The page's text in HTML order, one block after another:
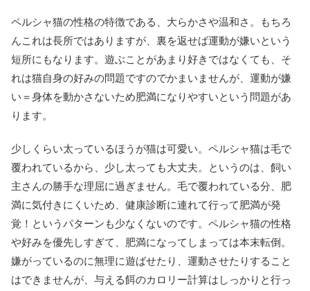
ペルシャ猫の性格の特徴である、大らかさや温和さ。もちろ
んこれは長所ではありますが、裏を返せば運動が嫌いという
短所にもなります。遊ぶことがあまり好きではなくても、そ
れは猫自身の好みの問題ですのでかまいませんが、運動が嫌
い＝身体を動かさないため肥満になりやすいという問題があ
ります。
少しくらい太っているほうが猫は可愛い。ペルシャ猫は毛で
覆われているから、少し太っても大丈夫。というのは、飼い
主さんの勝手な理屈に過ぎません。毛で覆われている分、肥
満に気付きにくいため、健康診断に連れて行って肥満が発
覚！というパターンも少なくないのです。ペルシャ猫の性格
や好みを優先しすぎて、肥満になってしまっては本末転倒。
嫌がっているのに無理に遊ばせたり、運動させたりすること
はできませんが、与える餌のカロリー計算はしっかりと行っ